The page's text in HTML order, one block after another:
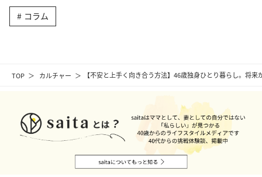
TOP カルチャー 【不安と上手く向き合う方法】46歳独身ひとり暮らし。将
コラム